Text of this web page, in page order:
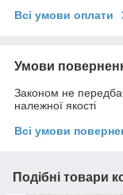
Всі умови оплати
Умови
Законом не
належної якості
Всі умови
Подібні товари